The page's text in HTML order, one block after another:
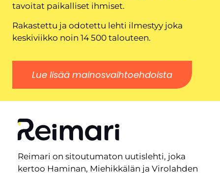
tavoitat paikalliset ihmiset.
Rakastettu ja odotettu lehti ilmestyy joka
keskiviikko noin 14 500 talouteen.
Lue lisää mainosvaihtoehdoista
Reimari on sitoutumaton uutislehti, joka
kertoo Haminan, Miehikkälän ja Virolahden